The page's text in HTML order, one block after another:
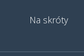
Na skróty